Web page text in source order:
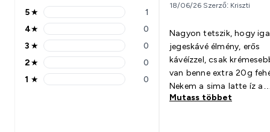
5 stars rating 1 reviews
5★ 1
4 stars rating 0 reviews
4★ 0
3 stars rating 0 reviews
3 ★ 0
2 stars rating 0 reviews
2★ 0
1 stars rating 0 reviews
1 ★ 0
18/06/26 Szerző: Kriszti
Nagyon tetszik, hogy
jegeskávé élmény, erős
kávéízzel, csak
van benne extra 20g
Nekem a sima latte íz a
kedvenc.
Mutass többet